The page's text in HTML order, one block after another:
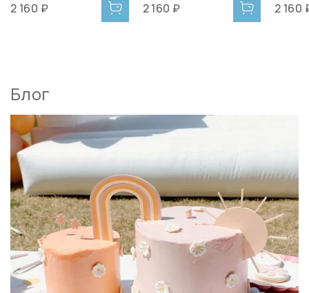
2 160 ₽
2 160 ₽
2 160
Блог